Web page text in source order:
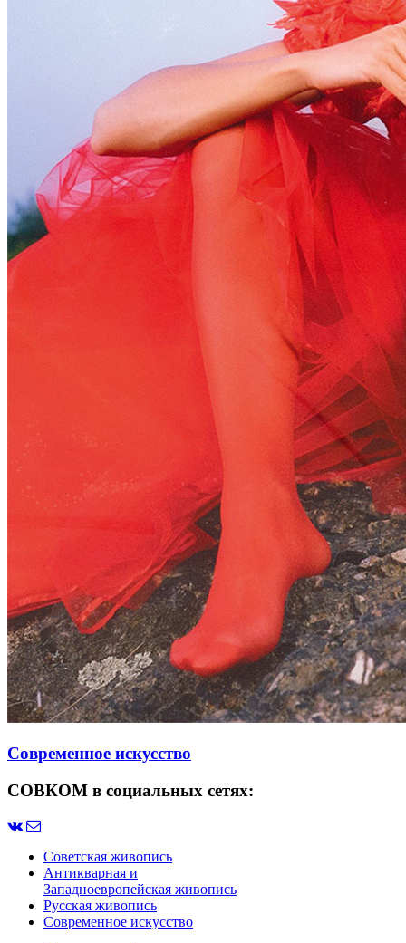
Современное искусство
СОВКОМ в социальных сетях:
Советская живопись
Антикварная и
Западноевропейская живопись
Русская живопись
Современное искусство